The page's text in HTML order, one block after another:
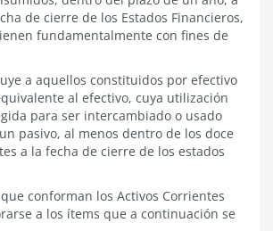
de cierre de los Estados Financieros,
fundamentalmente con fines de
a aquellos constituidos por efectivo
al efectivo, cuya utilización
para ser intercambiado o usado
pasivo, al menos dentro de los doce
a la fecha de cierre de los estados
conforman los Activos Corrientes
a los ítems que a continuación se